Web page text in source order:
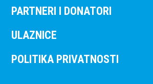
PARTNERI I DONATORI
ULAZNICE
POLITIKA PRIVATNOSTI